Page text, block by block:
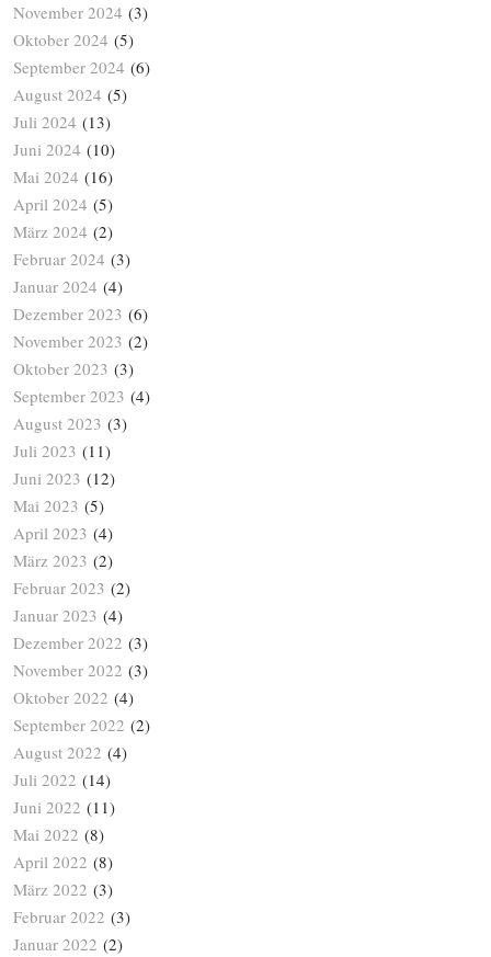
November 2024 (3)
Oktober 2024 (5)
September 2024 (6)
August 2024 (5)
Juli 2024 (13)
Juni 2024 (10)
Mai 2024 (16)
April 2024 (5)
März 2024 (2)
Februar 2024 (3)
Januar 2024 (4)
Dezember 2023 (6)
November 2023 (2)
Oktober 2023 (3)
September 2023 (4)
August 2023 (3)
Juli 2023 (11)
Juni 2023 (12)
Mai 2023 (5)
April 2023 (4)
März 2023 (2)
Februar 2023 (2)
Januar 2023 (4)
Dezember 2022 (3)
November 2022 (3)
Oktober 2022 (4)
September 2022 (2)
August 2022 (4)
Juli 2022 (14)
Juni 2022 (11)
Mai 2022 (8)
April 2022 (8)
März 2022 (3)
Februar 2022 (3)
Januar 2022 (2)